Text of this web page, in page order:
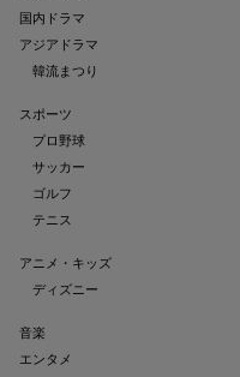
国内ドラマ
アジアドラマ
韓流まつり
スポーツ
プロ野球
サッカー
ゴルフ
テニス
アニメ・キッズ
ディズニー
音楽
エンタメ